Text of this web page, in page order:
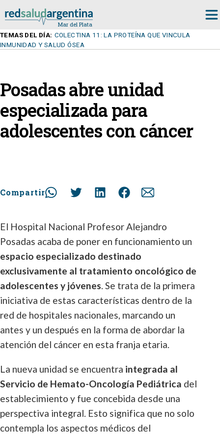
TEMAS DEL DÍA: COLECTINA 11: LA PROTEÍNA QUE VINCULA
INMUNIDAD Y SALUD ÓSEA
Posadas abre unidad
especializada para
adolescentes con cáncer
Compartir
El Hospital Nacional Profesor Alejandro
Posadas acaba de poner en funcionamiento un
espacio especializado destinado
exclusivamente al tratamiento oncológico de
adolescentes y jóvenes. Se trata de la primera
iniciativa de estas características dentro de la
red de hospitales nacionales, marcando un
antes y un después en la forma de abordar la
atención del cáncer en esta franja etaria.
La nueva unidad se encuentra integrada al
Servicio de Hemato-Oncología Pediátrica del
establecimiento y fue concebida desde una
perspectiva integral. Esto significa que no solo
contempla los aspectos médicos del